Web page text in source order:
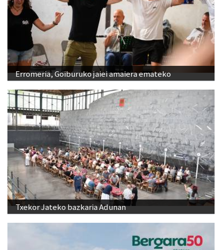
Erromeria, Goiburuko jaiei amaiera emateko
Txekor Jateko bazkaria Adunan